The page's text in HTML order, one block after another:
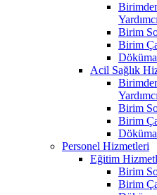
Birim
Birim
Acil Sağlık
Birim
Birim
Personel Hizmetleri
Eğitim
Birim
Birim